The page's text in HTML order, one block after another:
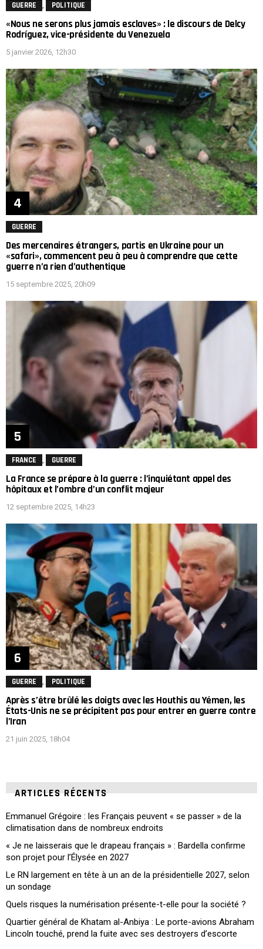
GUERRE POLITIQUE
«Nous ne serons plus jamais esclaves» : le discours de Delcy
Rodríguez, vice-présidente du Venezuela
5 janvier 2026, 12h30
GUERRE
Des mercenaires étrangers, partis en Ukraine pour un
«safari», commencent peu à peu à comprendre que cette
guerre n’a rien d’authentique
15 septembre 2025, 20h09
FRANCE GUERRE
La France se prépare à la guerre : l’inquiétant appel des
hôpitaux et l’ombre d’un conflit majeur
12 septembre 2025, 14h23
GUERRE POLITIQUE
Après s’être brûlé les doigts avec les Houthis au Yémen, les
États-Unis ne se précipitent pas pour entrer en guerre contre
l’Iran
21 juin 2025, 18h04
ARTICLES RÉCENTS
Emmanuel Grégoire : les Français peuvent « se passer » de la
climatisation dans de nombreux endroits
« Je ne laisserais que le drapeau français » : Bardella confirme
son projet pour l’Élysée en 2027
Le RN largement en tête à un an de la présidentielle 2027, selon
un sondage
Quels risques la numérisation présente-t-elle pour la société ?
Quartier général de Khatam al-Anbiya : Le porte-avions Abraham
Lincoln touché, prend la fuite avec ses destroyers d’escorte